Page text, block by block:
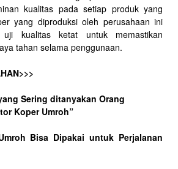
kualitas pada setiap produk yang
yang diproduksi oleh perusahaan ini
kualitas ketat untuk memastikan
tahan selama penggunaan.
Sering ditanyakan Orang
Koper Umroh”
Bisa Dipakai untuk Perjalanan